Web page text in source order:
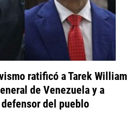
ratificó a Tarek William
de Venezuela y a
del pueblo